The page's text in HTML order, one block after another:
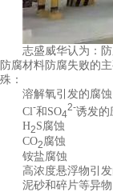
志盛威华认为：
防腐材料防腐失败的
殊：
溶解氧引发的腐蚀
Cl-和SO4
2-诱发的
H2S腐蚀
CO2腐蚀
铵盐腐蚀
高浓度悬浮物引
泥砂和碎片等异